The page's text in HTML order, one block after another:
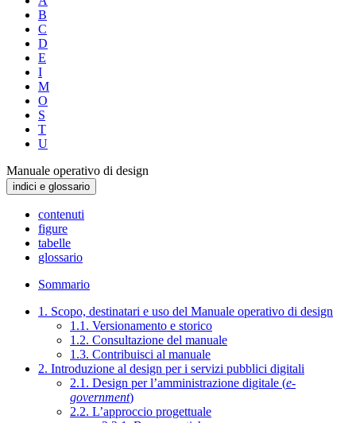
B
C
D
E
I
M
O
S
T
U
Manuale operativo di design
indici e glossario
contenuti
figure
tabelle
glossario
Sommario
1. Scopo, destinatari e uso del Manuale operativo di design
1.1. Versionamento e storico
1.2. Consultazione del manuale
1.3. Contribuisci al manuale
2. Introduzione al design per i servizi pubblici digitali
2.1. Design per l’amministrazione digitale (e-
government)
2.2. L’approccio progettuale